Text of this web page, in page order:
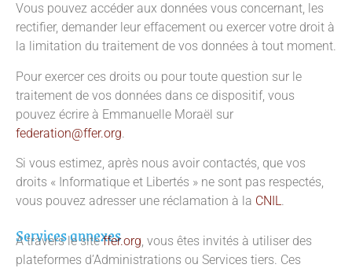
Vous pouvez accéder aux données vous concernant, les
rectifier, demander leur effacement ou exercer votre droit à
la limitation du traitement de vos données à tout moment.
Pour exercer ces droits ou pour toute question sur le
traitement de vos données dans ce dispositif, vous
pouvez écrire à Emmanuelle Moraël sur
federation@ffer.org.
Si vous estimez, après nous avoir contactés, que vos
droits « Informatique et Libertés » ne sont pas respectés,
vous pouvez adresser une réclamation à la CNIL.
Services annexes
A travers le siteffer.org, vous êtes invités à utiliser des
plateformes d’Administrations ou Services tiers. Ces